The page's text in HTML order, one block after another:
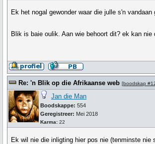
Ek het nogal gewonder waar die julle s'n vandaan
Blik is baie oulik. Aan wie behoort dit? ek kan
Re: 'n Blik op die Afrikaanse web [boodskap
Jan die Man
Boodskappe: 554
Geregistreer: Mei 2018
Karma: 22
Ek wil nie die inligting hier pos nie (tenminste